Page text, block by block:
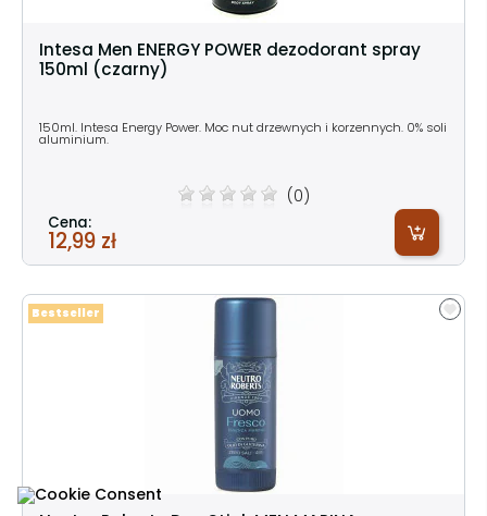
Intesa Men ENERGY POWER dezodorant spray
150ml (czarny)
150ml. Intesa Energy Power. Moc nut drzewnych i korzennych. 0% soli
aluminium.
(0)
Cena:
12,99 zł
Bestseller